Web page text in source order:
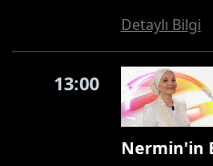
Detaylı Bilgi
13:00
Nermin'in